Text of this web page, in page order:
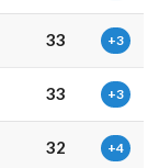
33 +3
33 +3
32 +4